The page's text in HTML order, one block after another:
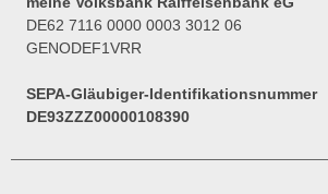
DE62 7116 0000 0003 3012 06
GENODEF1VRR
SEPA-Gläubiger-Identifikationsnummer
DE93ZZZ00000108390